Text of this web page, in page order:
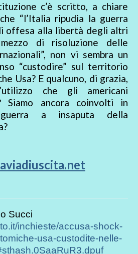
c’è scritto, a chiare
“l’Italia ripudia la guerra
offesa alla libertà degli altri
di risoluzione delle
non vi sembra un
“custodire” sul territorio
Usa? E qualcuno, di grazia,
che gli americani
Siamo ancora coinvolti in
a insaputa della
Succi
inchieste/accusa-shock-
usa-custodite-nelle-